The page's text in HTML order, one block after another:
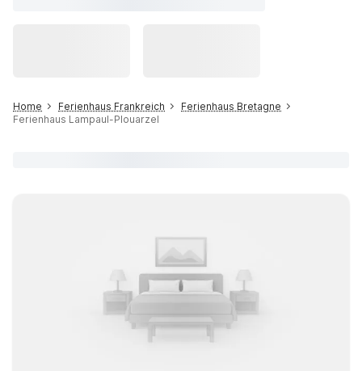
Home Ferienhaus Frankreich
Ferienhaus Bretagne
Ferienhaus Lampaul-Plouarzel